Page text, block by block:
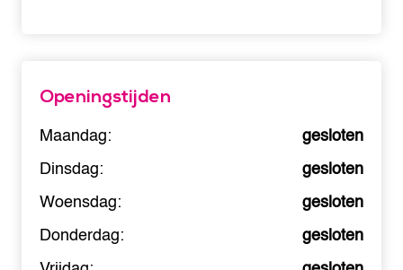
Openingstijden
Maandag:
gesloten
Dinsdag:
gesloten
Woensdag:
gesloten
Donderdag:
gesloten